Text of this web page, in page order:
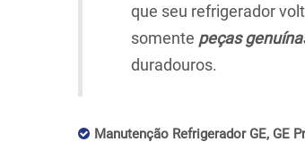
que seu refrigerador
somente peças
duradouros.
Manutenção Refrigerador GE, GE